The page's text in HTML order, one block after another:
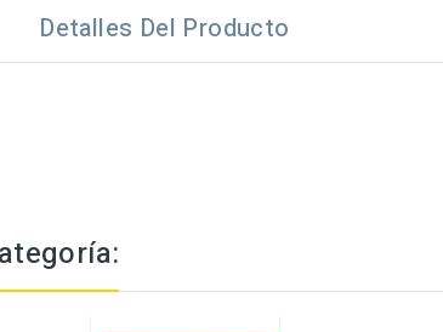
Detalles Del Producto